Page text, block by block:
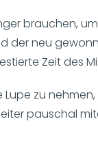
brauchen,
der neu
Zeit des
zu
pauschal